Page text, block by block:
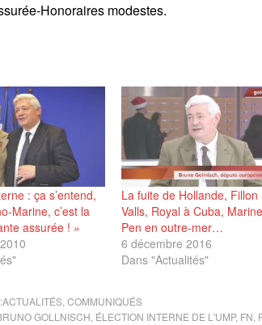
Honoraires modestes.
: ça s’entend,
Marine, c’est la
assurée ! »
La fuite de Hollande, Fillon
Valls, Royal à Cuba,
Pen en outre-mer…
6 décembre 2016
Dans "Actualités"
ACTUALITÉS COMMUNIQUÉS
GOLLNISCH ÉLECTION INTERNE DE L'UMP, FN